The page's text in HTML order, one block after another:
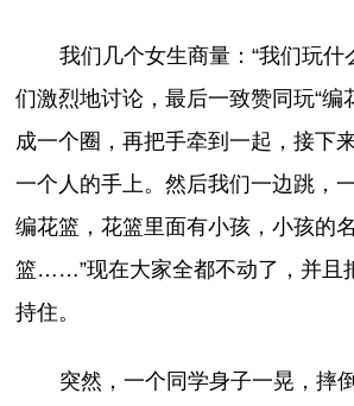
我们几个女生商量：“我们玩什
们激烈地讨论，最后一致赞同玩“编
成一个圈，再把手牵到一起，接下
一个人的手上。然后我们一边跳，
编花篮，花篮里面有小孩，小孩的
篮……”现在大家全都不动了，并且
持住。
突然，一个同学身子一晃，摔